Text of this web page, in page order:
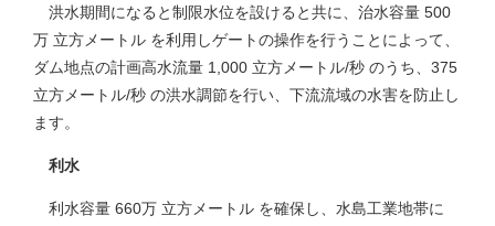
洪水期間になると制限水位を設けると共に、治水容量 500
万 立方メートル を利用しゲートの操作を行うことによって、
ダム地点の計画高水流量 1,000 立方メートル/秒 のうち、375
立方メートル/秒 の洪水調節を行い、下流流域の水害を防止し
ます。
利水
利水容量 660万 立方メートル を確保し、水島工業地帯に